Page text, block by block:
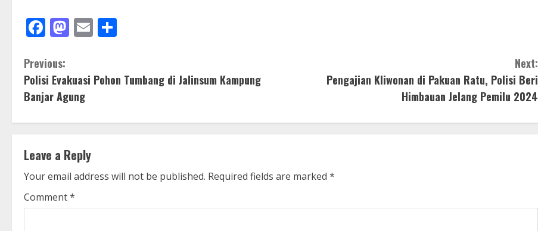
Facebook
Mastodon
Email
C
o
n
i
n
u
Previous:
Polisi Evakuasi Pohon Tumbang di Jalinsum Kampung
Banjar Agung
Next:
Pengajian Kliwonan di Pakuan Ratu, Polisi Beri
Himbauan Jelang Pemilu 2024
Leave a Reply
Your email address will not be published. Required fields are marked *
Comment*